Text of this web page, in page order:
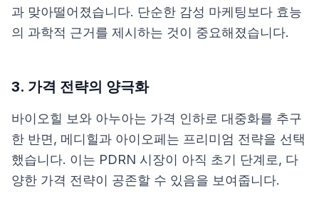
과 맞아떨어졌습니다. 단순한 감성 마케팅보다 효능
의 과학적 근거를 제시하는 것이 중요해졌습니다.
3. 가격 전략의 양극화
바이오힐 보와 아누아는 가격 인하로 대중화를 추구
한 반면, 메디힐과 아이오페는 프리미엄 전략을 선택
했습니다. 이는 PDRN 시장이 아직 초기 단계로, 다
양한 가격 전략이 공존할 수 있음을 보여줍니다.